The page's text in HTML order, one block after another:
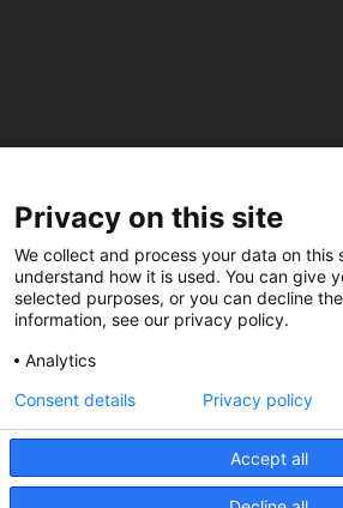
spccc@spcgtcatalunya.cat
935 120 481
cgtcatalunya
Privacy on this site
We collect and process your data on this
understand how it is used. You can give
selected purposes, or you can decline
information, see our privacy policy.
Analytics
Accept all
Consent details Privacy policy